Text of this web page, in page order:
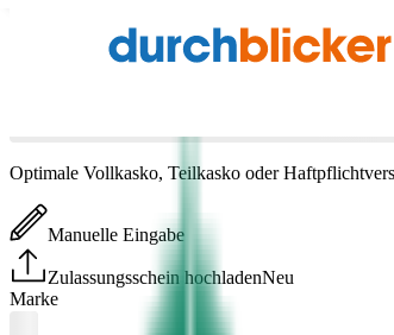
Autoversicherung
Optimale Vollkasko, Teilkasko oder
Manuelle Eingabe
Zulassungsschein hochladenNeu
Marke